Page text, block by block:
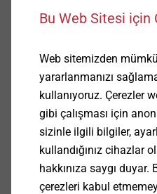
Bu Web Sitesi için
Web sitemizden
yararlanmanızı
kullanıyoruz. Çerezler
gibi çalışması için
sizinle ilgili bilgiler,
kullandığınız cihazlar
hakkınıza saygı duyar.
çerezleri kabul